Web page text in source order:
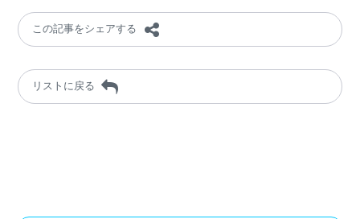
この記事をシェアする
リストに戻る